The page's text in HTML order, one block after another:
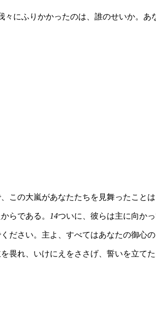
にふりかかったのは、誰のせいか。
この大嵐があなたたちを見舞ったこと
らである。 14ついに、彼らは主に向かっ
ださい。主よ、すべてはあなたの御心の
畏れ、いけにえをささげ、誓いを立てた